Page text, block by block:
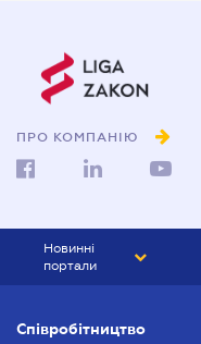
ПРО КОМПАНІЮ
Новинні
портали
БІЗНЕС
Співробітництво